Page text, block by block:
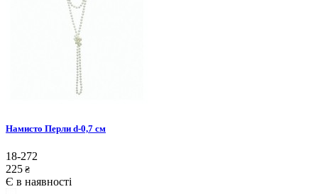
Намисто Перли d-0,7 см
18-272
225 ₴
Є в наявності